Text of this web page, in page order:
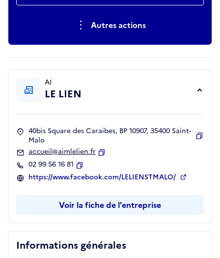
Autres actions
Informations générales
AI
LE LIEN
40bis Square des Caraibes, BP 10907, 35400 Saint-
Malo
accueil@aimlelien.fr
02 99 56 16 81
Copier
https://www.facebook.com/LELIENSTMALO/
Voir la fiche de l'entreprise